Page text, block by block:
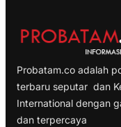
Probatam.co adalah
terbaru seputar dan
International dengan
dan terpercaya